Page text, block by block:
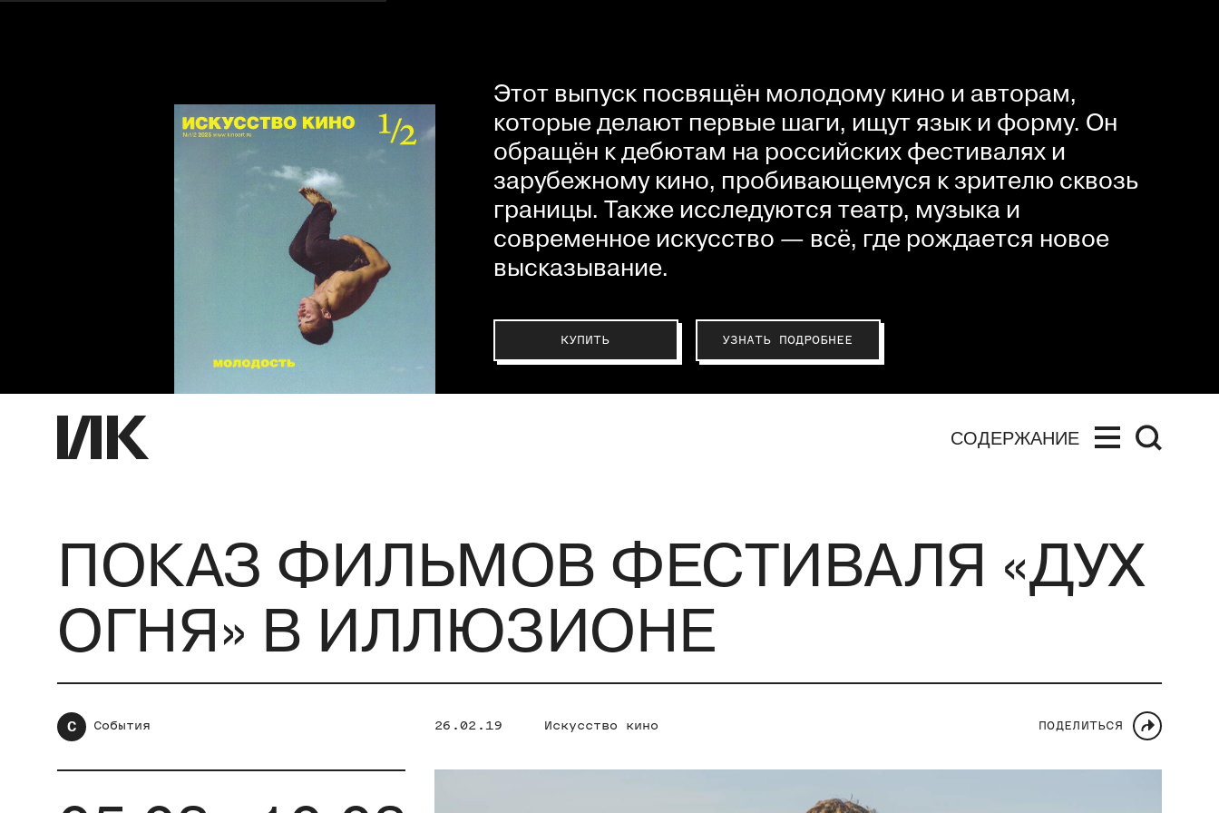
Этот выпуск посвящён молодому кино и авторам,
которые делают первые шаги, ищут язык и форму. Он
обращён к дебютам на российских фестивалях и
зарубежному кино, пробивающемуся к зрителю сквозь
границы. Также исследуются театр, музыка и
современное искусство — всё, где рождается новое
высказывание.
КУПИТЬ УЗНАТЬ ПОДРОБНЕЕ
СОДЕРЖАНИЕ
ПОКАЗ ФИЛЬМОВ ФЕСТИВАЛЯ «ДУХ
ОГНЯ» В ИЛЛЮЗИОНЕ
С События 26.02.19 Искусство кино ПОДЕЛИТЬСЯ